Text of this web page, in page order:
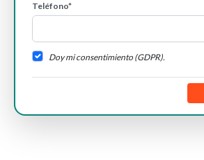
Teléfono*
Doy mi consentimiento (GDPR).